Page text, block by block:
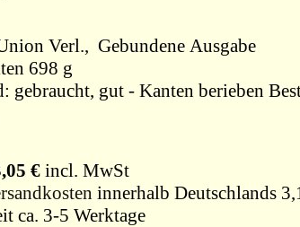
1964, Union Verl., Gebundene Ausgabe
241 Seiten 698 g
gebraucht, gut - Kanten berieben
€ incl. MwSt
innerhalb Deutschlands
ca. 3-5 Werktage